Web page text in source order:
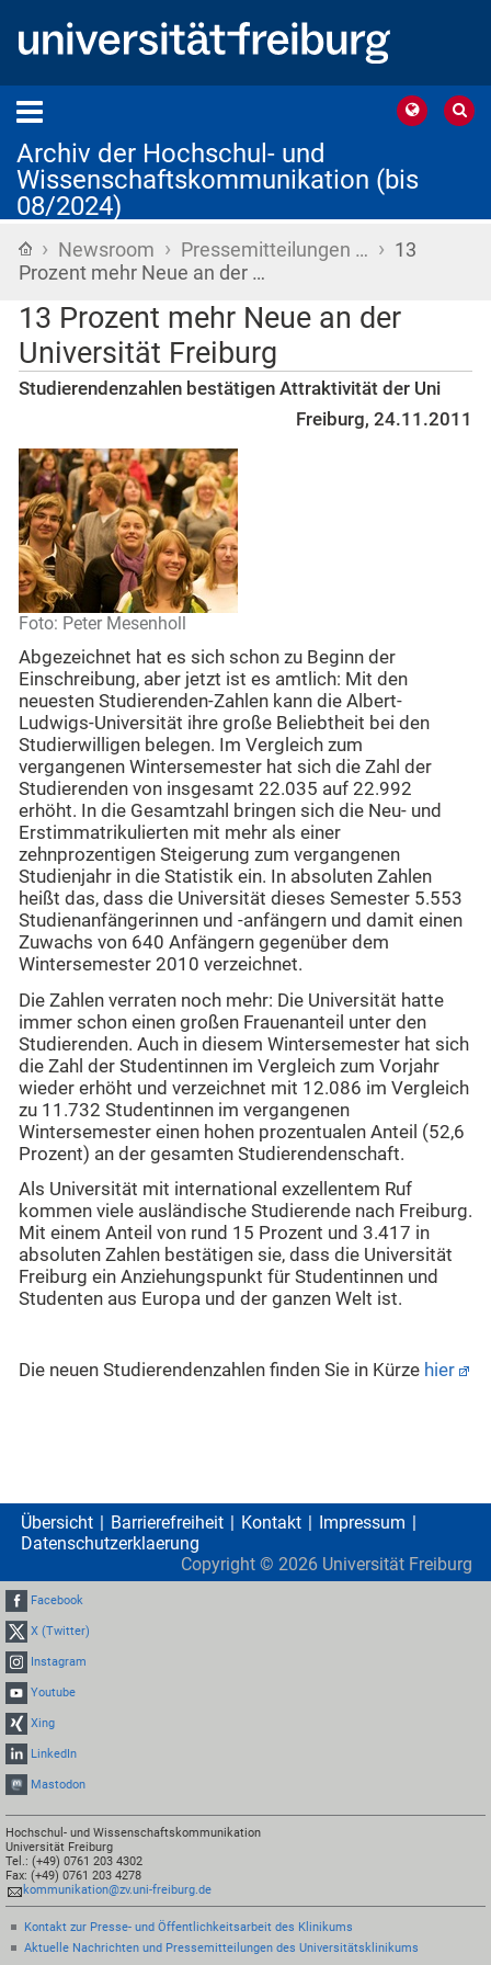
Archiv der Hochschul- und
Wissenschaftskommunikation (bis
08/2024)
Startseite
› Newsroom › Pressemitteilungen … › 13
Prozent mehr Neue an der …
13 Prozent mehr Neue an der
Universität Freiburg
Studierendenzahlen bestätigen Attraktivität der Uni
Freiburg, 24.11.2011
Foto: Peter Mesenholl
Abgezeichnet hat es sich schon zu Beginn der
Einschreibung, aber jetzt ist es amtlich: Mit den
neuesten Studierenden-Zahlen kann die Albert-
Ludwigs-Universität ihre große Beliebtheit bei den
Studierwilligen belegen. Im Vergleich zum
vergangenen Wintersemester hat sich die Zahl der
Studierenden von insgesamt 22.035 auf 22.992
erhöht. In die Gesamtzahl bringen sich die Neu- und
Erstimmatrikulierten mit mehr als einer
zehnprozentigen Steigerung zum vergangenen
Studienjahr in die Statistik ein. In absoluten Zahlen
heißt das, dass die Universität dieses Semester 5.553
Studienanfängerinnen und -anfängern und damit einen
Zuwachs von 640 Anfängern gegenüber dem
Wintersemester 2010 verzeichnet.
Die Zahlen verraten noch mehr: Die Universität hatte
immer schon einen großen Frauenanteil unter den
Studierenden. Auch in diesem Wintersemester hat sich
die Zahl der Studentinnen im Vergleich zum Vorjahr
wieder erhöht und verzeichnet mit 12.086 im Vergleich
zu 11.732 Studentinnen im vergangenen
Wintersemester einen hohen prozentualen Anteil (52,6
Prozent) an der gesamten Studierendenschaft.
Als Universität mit international exzellentem Ruf
kommen viele ausländische Studierende nach Freiburg.
Mit einem Anteil von rund 15 Prozent und 3.417 in
absoluten Zahlen bestätigen sie, dass die Universität
Freiburg ein Anziehungspunkt für Studentinnen und
Studenten aus Europa und der ganzen Welt ist.
Die neuen Studierendenzahlen finden Sie in Kürze hier
Übersicht Barrierefreiheit Kontakt
Impressum
Datenschutzerklaerung
Copyright © 2026 Universität Freiburg
Facebook
X (Twitter)
Instagram
Youtube
Xing
LinkedIn
Mastodon
Hochschul- und Wissenschaftskommunikation
Universität Freiburg
Tel.: (+49) 0761 203 4302
Fax: (+49) 0761 203 4278
kommunikation@zv.uni-freiburg.de
Kontakt zur Presse- und Öffentlichkeitsarbeit des Klinikums
Aktuelle Nachrichten und Pressemitteilungen des Universitätsklinikums